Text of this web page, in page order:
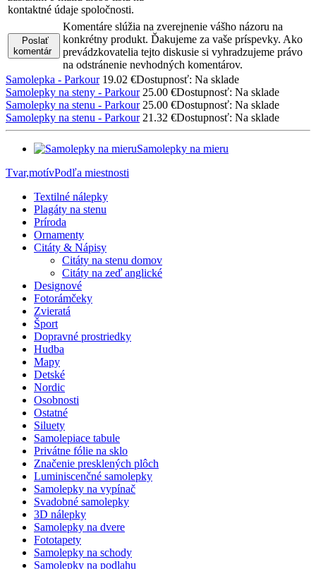
kontaktné údaje spoločnosti.
Poslať
komentár
Komentáre slúžia na zverejnenie vášho názoru na
konkrétny produkt. Ďakujeme za vaše príspevky. Ako
prevádzkovatelia tejto diskusie si vyhradzujeme právo
na odstránenie nevhodných komentárov.
Samolepka - Parkour 19.02 €Dostupnosť: Na sklade
Samolepky na steny - Parkour 25.00 €Dostupnosť: Na sklade
Samolepky na stenu - Parkour 25.00 €Dostupnosť: Na sklade
Samolepky na stenu - Parkour 21.32 €Dostupnosť: Na sklade
Samolepky na mieru
Tvar,motívPodľa miestnosti
Textilné nálepky
Plagáty na stenu
Príroda
Ornamenty
Citáty & Nápisy
Citáty na stenu domov
Citáty na zeď anglické
Designové
Fotorámčeky
Zvieratá
Šport
Dopravné prostriedky
Hudba
Mapy
Detské
Nordic
Osobnosti
Ostatné
Siluety
Samolepiace tabule
Privátne fólie na sklo
Značenie presklených plôch
Luminiscenčné samolepky
Samolepky na vypínač
Svadobné samolepky
3D nálepky
Samolepky na dvere
Fototapety
Samolepky na schody
Samolepky na podlahu